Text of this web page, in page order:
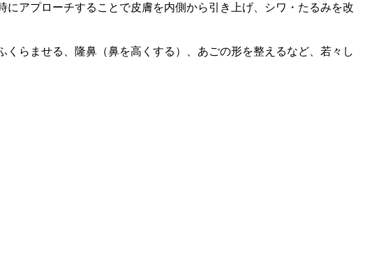
アプローチすることで皮膚を内側から引き上げ、シワ・たるみを改
らませる、隆鼻（鼻を高くする）、あごの形を整えるなど、若々し